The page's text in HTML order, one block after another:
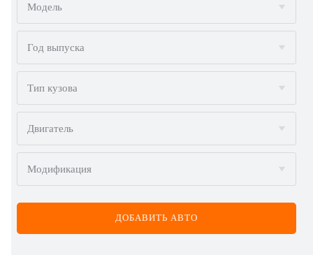
ALFA ROMEO
AUDI
BMW
BYD
CADILLAC
CHERY
CHEVROLET
CHRYSLER
Модель
Год выпуска
Тип кузова
Двигатель
Модификация
ДОБАВИТЬ АВТО